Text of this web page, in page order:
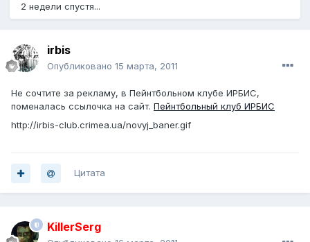
2 недели спустя...
irbis
Опубликовано 15 марта, 2011
Не сочтите за рекламу, в Пейнтбольном клубе ИРБИС,
поменалась ссылочка на сайт. Пейнтбольный клуб ИРБИС
http://irbis-club.crimea.ua/novyj_baner.gif
Цитата
KillerSerg